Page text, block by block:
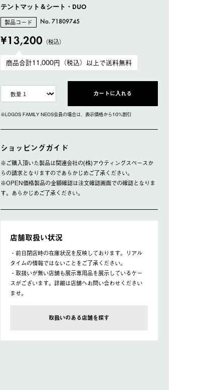
テントマット＆シート・DUO
製品コード No. 71809745
¥13,200（税込）
商品合計11,000円（税込）以上で送料無料
カートに入れる
※LOGOS FAMILY NEOS会員の場合は、表⽰価格から10%割引
ショッピングガイド
※ご購⼊頂いた製品は関連会社の(株)アウティングスペースか
らの請求となりますのであらかじめご了承ください。
※OPEN価格製品の⾦額確認は注⽂確認画⾯での確認となりま
す。あらかじめご了承ください。
店舗取扱い状況
・前日閉店時の在庫状況を反映しております。リアル
タイムの情報ではないことをご了承ください。
・取扱いが無い店舗も展示専用品を展示しているケー
スがございます。詳細は店舗へお問い合わせください
ませ。
取扱いのある店舗を探す